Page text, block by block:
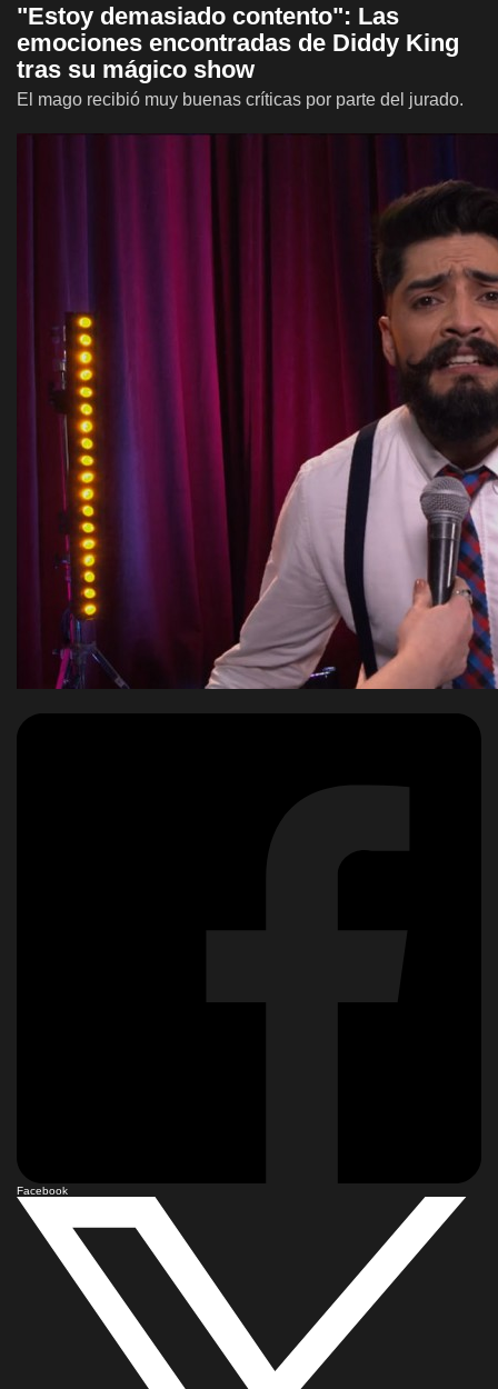
"Estoy demasiado contento": Las
emociones encontradas de Diddy King
tras su mágico show
El mago recibió muy buenas críticas por parte del jurado.
Facebook